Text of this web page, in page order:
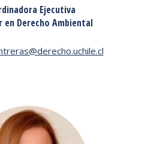
Ejecutiva
en Derecho Ambiental